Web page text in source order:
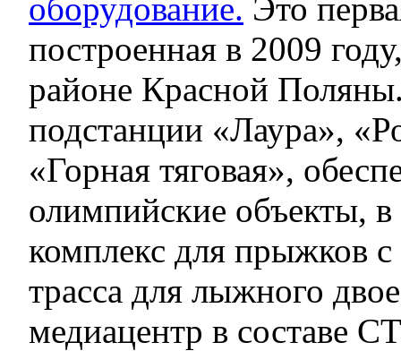
оборудование. Это
построенная в 2009
районе Красной
подстанции «Лаура»,
«Горная тяговая»,
олимпийские объекты,
комплекс для прыжков
трасса для лыжного
медиацентр в составе